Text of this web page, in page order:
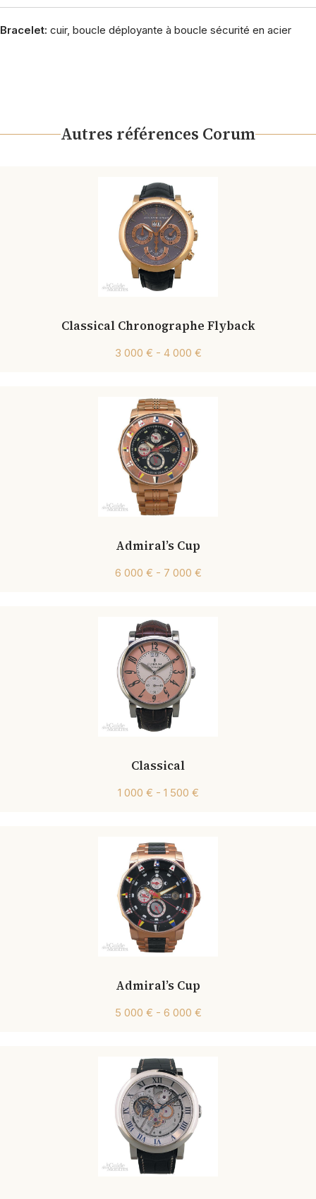
Bracelet: cuir, boucle déployante à boucle sécurité en acier
Autres références Corum
Classical Chronographe Flyback
3 000 € - 4 000 €
Admiral’s Cup
6 000 € - 7 000 €
Classical
1 000 € - 1 500 €
Admiral’s Cup
5 000 € - 6 000 €